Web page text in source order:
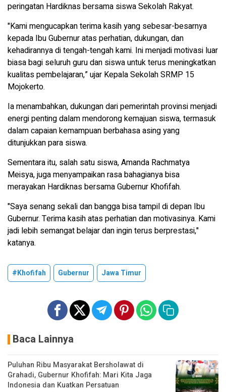
peringatan Hardiknas bersama siswa Sekolah Rakyat.
"Kami mengucapkan terima kasih yang sebesar-besarnya
kepada Ibu Gubernur atas perhatian, dukungan, dan
kehadirannya di tengah-tengah kami. Ini menjadi motivasi luar
biasa bagi seluruh guru dan siswa untuk terus meningkatkan
kualitas pembelajaran,” ujar Kepala Sekolah SRMP 15
Mojokerto.
Ia menambahkan, dukungan dari pemerintah provinsi menjadi
energi penting dalam mendorong kemajuan siswa, termasuk
dalam capaian kemampuan berbahasa asing yang
ditunjukkan para siswa.
Sementara itu, salah satu siswa, Amanda Rachmatya
Meisya, juga menyampaikan rasa bahagianya bisa
merayakan Hardiknas bersama Gubernur Khofifah.
"Saya senang sekali dan bangga bisa tampil di depan Ibu
Gubernur. Terima kasih atas perhatian dan motivasinya. Kami
jadi lebih semangat belajar dan ingin terus berprestasi,"
katanya.
#Khofifah Gubernur Jawa Timur
Baca Lainnya
Puluhan Ribu Masyarakat Bersholawat di
Grahadi, Gubernur Khofifah: Mari Kita Jaga
Indonesia dan Kuatkan Persatuan